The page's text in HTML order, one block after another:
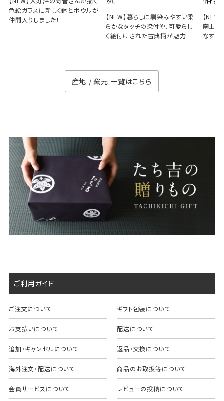
色絵ガラスに新しく鉢とボウルが
仲間入りしました！
【NEW】暮らしに馴染みやすい柔
らかなタッチの染付や、可愛らし
く絵付けされた古典柄が魅力の
【
陶土と
なす、
産地 / 窯元 一覧はこちら
ご利用ガイド
ご注文について ギフト包装について
お支払いについて 配送について
追加・キャンセルについて 返品・交換について
海外注文・配送について 商品のお取扱等について
会員サービスについて レビューの投稿について